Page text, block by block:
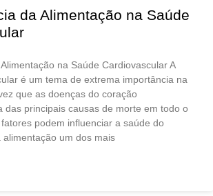
da Alimentação na Saúde
na Saúde Cardiovascular A
é um tema de extrema importância na
que as doenças do coração
das principais causas de morte em todo o
podem influenciar a saúde do
um dos mais